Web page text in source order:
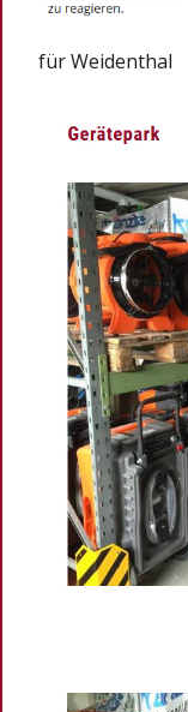
für Weidenthal